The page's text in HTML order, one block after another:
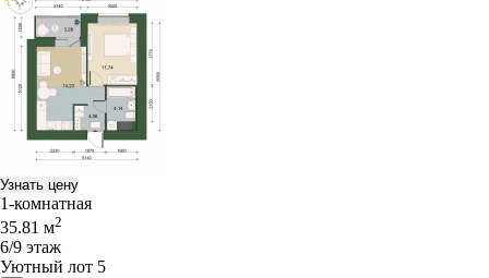
Узнать цену
1-комнатная
35.81 м2
6/9 этаж
Уютный лот 5